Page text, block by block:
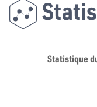
Statistique